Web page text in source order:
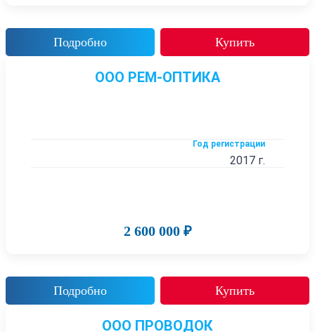
Подробно Купить
ООО РЕМ-ОПТИКА
Год регистрации
2017 г.
2 600 000 ₽
Подробно Купить
ООО ПРОВОДОК